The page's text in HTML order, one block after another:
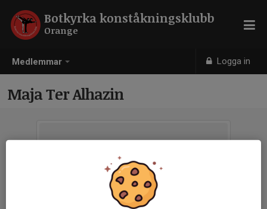
Medlemmar Logga in
Botkyrka konståkningsklubb
Orange
Maja Ter Alhazin